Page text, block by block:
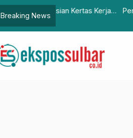
Breaking News
Pengusulan dan